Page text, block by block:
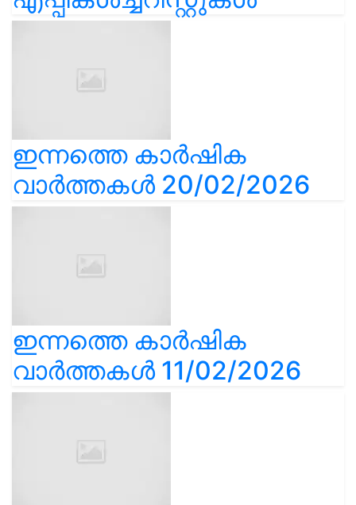
ഇന്നത്തെ കാർഷിക
വാർത്തകൾ 20/02/2026
ഇന്നത്തെ കാർഷിക
വാർത്തകൾ 11/02/2026